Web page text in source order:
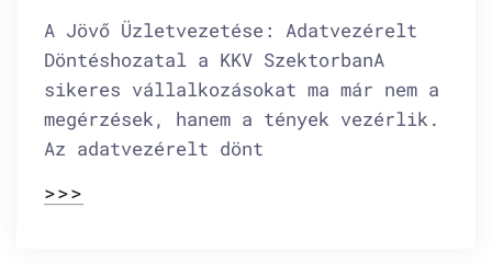
A Jövő Üzletvezetése: Adatvezérelt
Döntéshozatal a KKV SzektorbanA
sikeres vállalkozásokat ma már nem a
megérzések, hanem a tények vezérlik.
Az adatvezérelt dönt
>>>